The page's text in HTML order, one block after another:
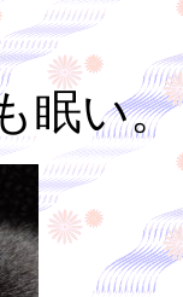
眠い。